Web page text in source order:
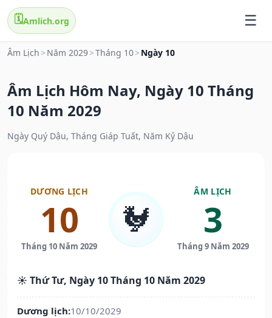
🗓️Amlich.org
Âm Lịch > Năm 2029>Tháng 10> Ngày 10
Âm Lịch Hôm Nay, Ngày 10 Tháng
10 Năm 2029
Ngày Quý Dậu, Tháng Giáp Tuất, Năm Kỷ Dậu
DƯƠNG LỊCH
10
Tháng 10 Năm 2029
🐓
ÂM LỊCH
3
Tháng 9 Năm 2029
☀️ Thứ Tư, Ngày 10 Tháng 10 Năm 2029
Dương lịch:10/10/2029